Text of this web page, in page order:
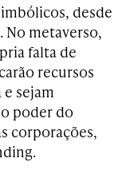
desde
No metaverso,
falta de
recursos
sejam
poder do
corporações,